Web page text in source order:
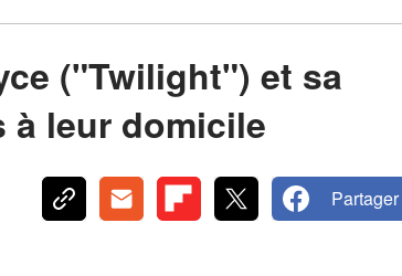
("Twilight") et sa
à leur domicile
Partager